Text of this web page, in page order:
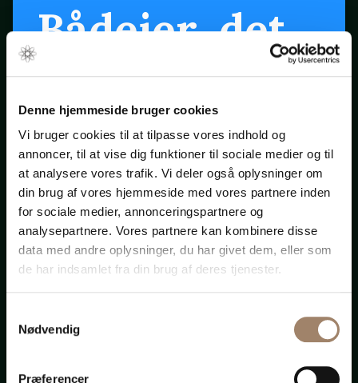
Denne hjemmeside bruger cookies
Vi bruger cookies til at tilpasse vores indhold og
annoncer, til at vise dig funktioner til sociale medier og til
at analysere vores trafik. Vi deler også oplysninger om
din brug af vores hjemmeside med vores partnere inden
for sociale medier, annonceringspartnere og
analysepartnere. Vores partnere kan kombinere disse
data med andre oplysninger, du har givet dem, eller som
de har indsamlet fra din brug af deres tjenester.
Nødvendig
Præferencer
Bådejer, det
er snart
forår ...
Klik på startpilen ovenfor
Bådadvokaten.dk
Advokat-